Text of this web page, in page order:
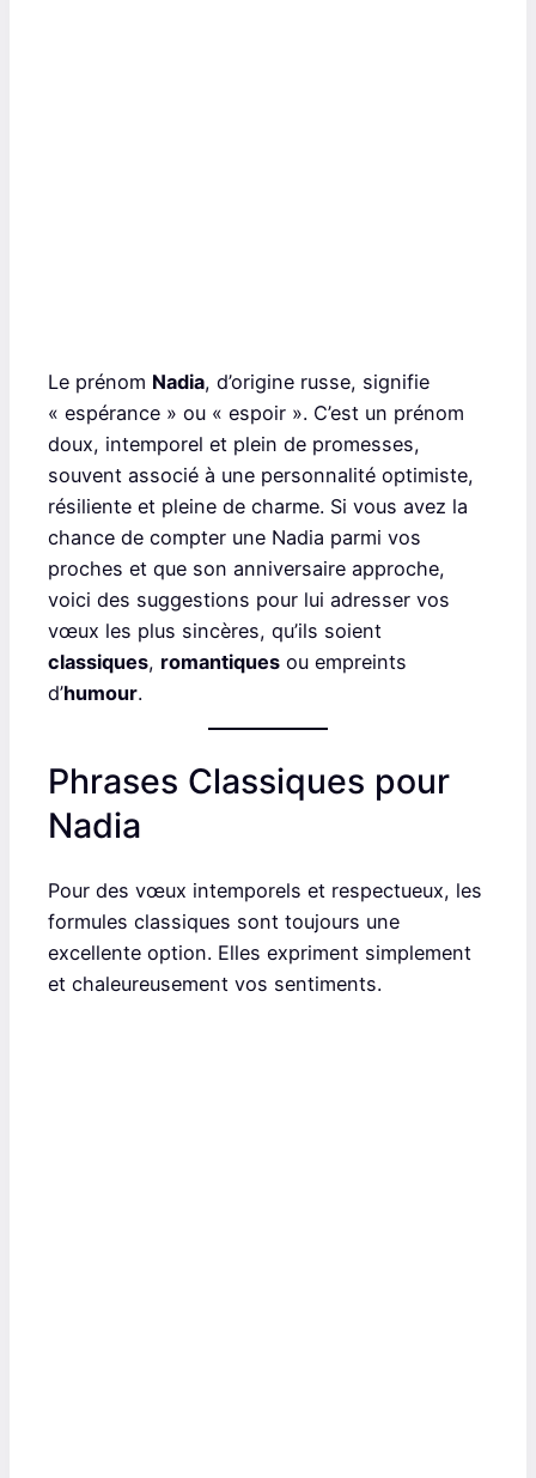
Le prénom Nadia, d’origine russe, signifie
« espérance » ou « espoir ». C’est un prénom
doux, intemporel et plein de promesses,
souvent associé à une personnalité optimiste,
résiliente et pleine de charme. Si vous avez la
chance de compter une Nadia parmi vos
proches et que son anniversaire approche,
voici des suggestions pour lui adresser vos
vœux les plus sincères, qu’ils soient
classiques, romantiques ou empreints
d’humour.
Phrases Classiques pour
Nadia
Pour des vœux intemporels et respectueux, les
formules classiques sont toujours une
excellente option. Elles expriment simplement
et chaleureusement vos sentiments.